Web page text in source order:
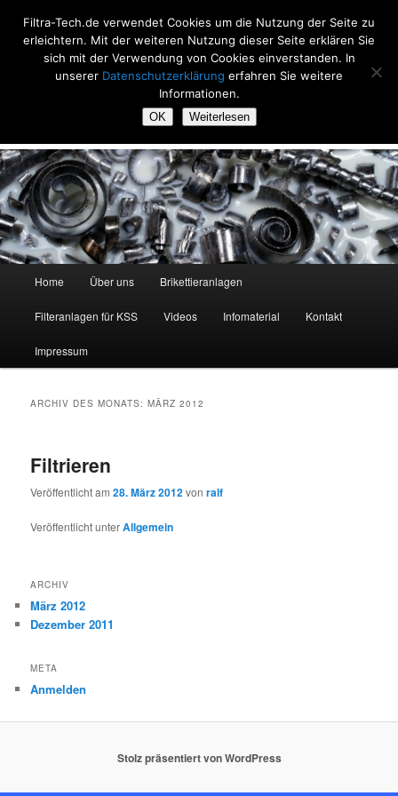
primären
Inhalt
sekundären
Inhalt
Filtra-Tech
Filtrieren und Brikettieren, seit 20 Jahren
Home Über uns Brikettieranlagen
Filteranlagen für KSS Videos Infomaterial Kontakt
Impressum
ARCHIV DES MONATS:MÄRZ 2012
Filtrieren
Veröffentlicht am28. März 2012vonralf
Veröffentlicht unterAllgemein
ARCHIV
März 2012
Dezember 2011
META
Anmelden
Stolz präsentiert von WordPress
Filtra-Tech.de verwendet Cookies um die Nutzung der Seite zu
erleichtern. Mit der weiteren Nutzung dieser Seite erklären Sie
sich mit der Verwendung von Cookies einverstanden. In
unserer Datenschutzerklärung erfahren Sie weitere
Informationen.
OK Weiterlesen